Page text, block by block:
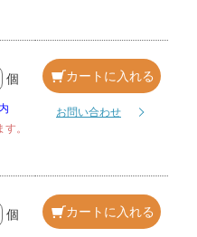
個
。
カートに入れる
お問い合わせ
個 カートに入れる